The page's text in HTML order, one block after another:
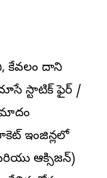
కేవలం దాని
స్టాటిక్ ఫైర్ /
ఇంజిన్లలో
ఆక్సిజన్)